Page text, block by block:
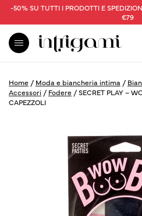
-50% SU TUTTI I PRODOTTI E
€79
Home / Moda e biancheria intima /
Accessori / Fodere /SECRET PLAY –
CAPEZZOLI